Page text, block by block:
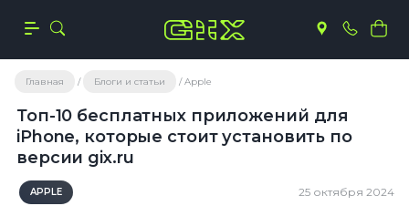
Главная Блоги и статьи Apple
Топ-10 бесплатных приложений для
iPhone, которые стоит установить по
версии gix.ru
APPLE 25 октября 2024